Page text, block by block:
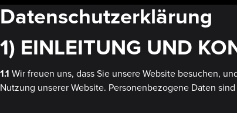
Datenschutzerklärung
1) EINLEITUNG UND
1.1 Wir freuen uns, dass Sie unsere Website besuchen,
Nutzung unserer Website. Personenbezogene Daten